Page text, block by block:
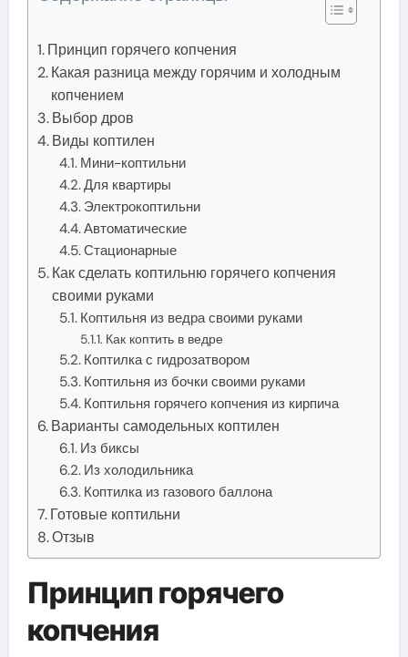
Принцип горячего копчения
Какая разница между горячим и холодным
копчением
Выбор дров
Виды коптилен
Мини-коптильни
Для квартиры
Электрокоптильни
Автоматические
Стационарные
Как сделать коптильню горячего копчения
своими руками
Коптильня из ведра своими руками
Как коптить в ведре
Коптилка с гидрозатвором
Коптильня из бочки своими руками
Коптильня горячего копчения из кирпича
Варианты самодельных коптилен
Из биксы
Из холодильника
Коптилка из газового баллона
Готовые коптильни
Отзыв
Принцип горячего
копчения